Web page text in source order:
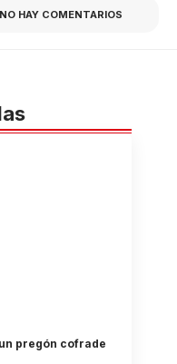
NO HAY COMENTARIOS
pregón cofrade